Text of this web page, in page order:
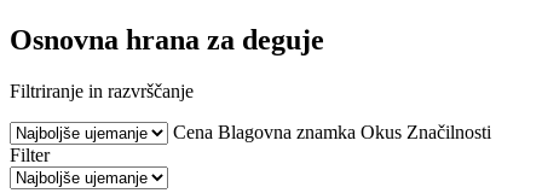
Osnovna hrana za deguje
Filtriranje in razvrščanje
Cena Blagovna znamka Okus Značilnosti
Filter